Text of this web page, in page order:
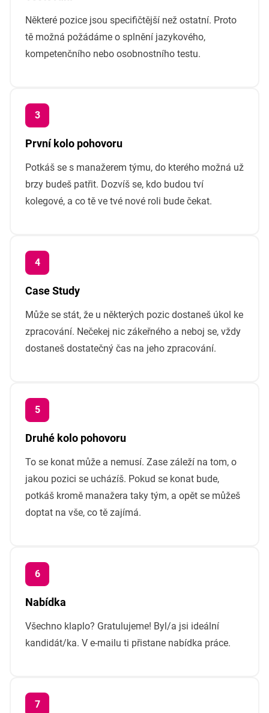
Některé pozice jsou specifičtější než ostatní. Proto
tě možná požádáme o splnění jazykového,
kompetenčního nebo osobnostního testu.
První kolo pohovoru
Potkáš se s manažerem týmu, do kterého možná už
brzy budeš patřit. Dozvíš se, kdo budou tví
kolegové, a co tě ve tvé nové roli bude čekat.
Case Study
Může se stát, že u některých pozic dostaneš úkol ke
zpracování. Nečekej nic zákeřného a neboj se, vždy
dostaneš dostatečný čas na jeho zpracování.
Druhé kolo pohovoru
To se konat může a nemusí. Zase záleží na tom, o
jakou pozici se ucházíš. Pokud se konat bude,
potkáš kromě manažera taky tým, a opět se můžeš
doptat na vše, co tě zajímá.
Nabídka
Všechno klaplo? Gratulujeme! Byl/a jsi ideální
kandidát/ka. V e-mailu ti přistane nabídka práce.